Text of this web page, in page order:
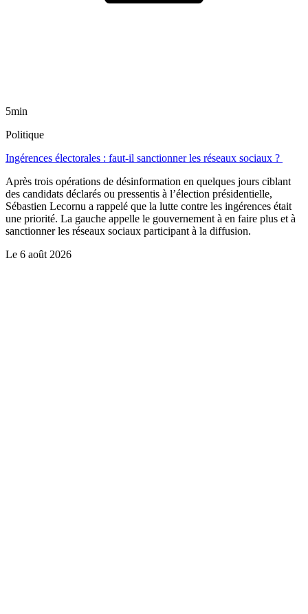
5min
Politique
Ingérences électorales : faut-il sanctionner les réseaux sociaux ?
Après trois opérations de désinformation en quelques jours ciblant
des candidats déclarés ou pressentis à l’élection présidentielle,
Sébastien Lecornu a rappelé que la lutte contre les ingérences était
une priorité. La gauche appelle le gouvernement à en faire plus et à
sanctionner les réseaux sociaux participant à la diffusion.
Le 6 août 2026